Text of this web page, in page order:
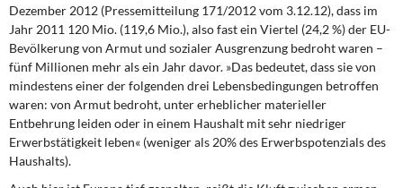
Dezember 2012 (Pressemitteilung 171/2012 vom 3.12.12), dass im
Jahr 2011 120 Mio. (119,6 Mio.), also fast ein Viertel (24,2 %) der EU-
Bevölkerung von Armut und sozialer Ausgrenzung bedroht waren –
fünf Millionen mehr als ein Jahr davor. »Das bedeutet, dass sie von
mindestens einer der folgenden drei Lebensbedingungen betroffen
waren: von Armut bedroht, unter erheblicher materieller
Entbehrung leiden oder in einem Haushalt mit sehr niedriger
Erwerbstätigkeit leben« (weniger als 20% des Erwerbspotenzials des
Haushalts).